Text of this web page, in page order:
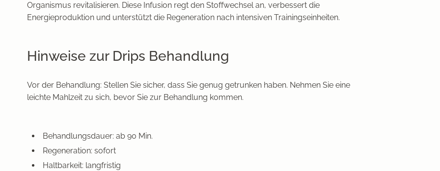
Organismus revitalisieren. Diese Infusion regt den Stoffwechsel an, verbessert die
Energieproduktion und unterstützt die Regeneration nach intensiven Trainingseinheiten.
Hinweise zur Drips Behandlung
Vor der Behandlung: Stellen Sie sicher, dass Sie genug getrunken haben. Nehmen Sie eine
leichte Mahlzeit zu sich, bevor Sie zur Behandlung kommen.
Behandlungsdauer: ab 90 Min.
Regeneration: sofort
Haltbarkeit: langfristig